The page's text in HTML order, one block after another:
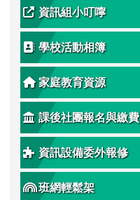
資訊組小叮嚀
學校活動相簿
家庭教育資源
課後社團報名與繳費
資訊設備委外報修
班網輕鬆架